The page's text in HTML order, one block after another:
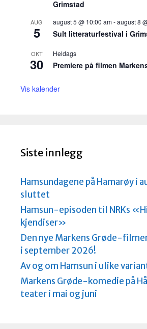
Grimstad
AUG
5
august 5 @ 10:00 am-august 8
Sult litteraturfestival i
OKT
30
Heldags
Premiere på filmen
Vis kalender
Siste innlegg
Hamsundagene på Hamarøy i
sluttet
Hamsun-episoden til NRKs
kjendiser»
Den nye Markens Grøde-
i september 2026!
Av og om Hamsun i ulike
Markens Grøde-komedie på
teater i mai og juni